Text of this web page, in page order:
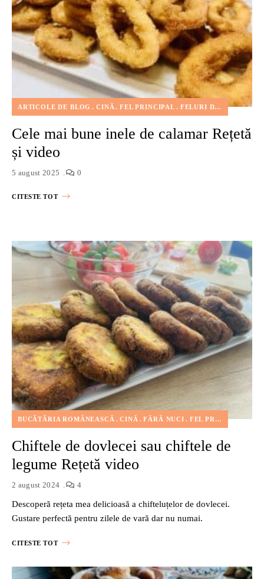
ARTICOLE DE BLOG CINĂ FEL PRINCIPAL FELURI DE MÂNCARE
Cele mai bune inele de calamar Rețetă
și video
5 august 2025 0
CITESTE TOT
BUCĂTĂRIA ROMÂNEASCĂ CINĂ FĂRĂ NUCI FEL PRINCIPAL
Chiftele de dovlecei sau chiftele de
legume Rețetă video
2 august 2024 4
Descoperă rețeta mea delicioasă a chifteluțelor de dovlecei.
Gustare perfectă pentru zilele de vară dar nu numai.
CITESTE TOT